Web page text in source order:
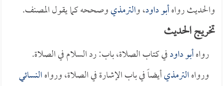
والحديث رواهأبو داود، والترمذيوصححه كما يقول المصنف. ‏
تخريج الحديث
رواهأبو داودفي كتاب الصلاة، باب: رد السلام في الصلاة.
ورواهالترمذيأيضاً في باب الإشارة في الصلاة، ورواهالنسائي